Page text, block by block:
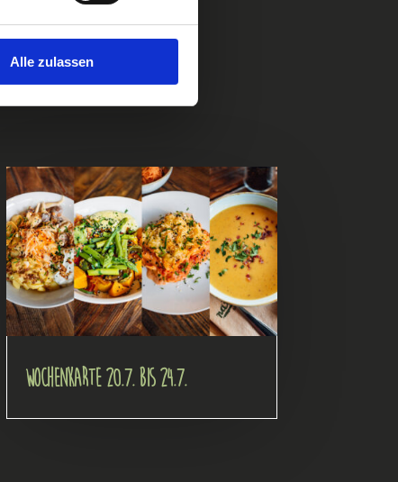
Alle zulassen
Wochenkarte 20.7. bis 24.7.